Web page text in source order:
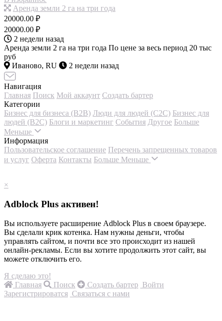
Аренда земли 2 га на три года
20000.00 ₽
20000.00 ₽
2 недели назад
Аренда земли 2 га на три года По цене за весь период 20 тыс
руб
Иваново, RU
2 недели назад
Навигация
Главная Поиск Мой аккаунт Создать бартер
Категории
Бизнес для бизнеса (B2B) Люди для людей (С2С) Бизнес для
людей (B2C) Блоги и маркетинг События Другое Больше
Меньше
Информация
Пользовательское соглашение Перечень запрещенных товаров
и услуг Оферта Контакты Больше Меньше
×
Adblock Plus активен!
Вы используете расширение Adblock Plus в своем браузере.
Вы сделали крик котенка. Нам нужны деньги, чтобы
управлять сайтом, и почти все это происходит из нашей
онлайн-рекламы. Если вы хотите продолжить этот сайт, вы
можете отключить его.
Я сделаю это!
Главная
Поиск Создать бартер Войти
Зарегистрироватся Связаться с нами